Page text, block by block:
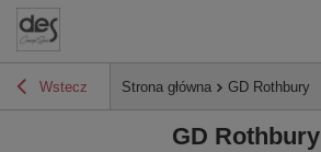
Wstecz Strona główna GD Rothbury
GD Rothbury